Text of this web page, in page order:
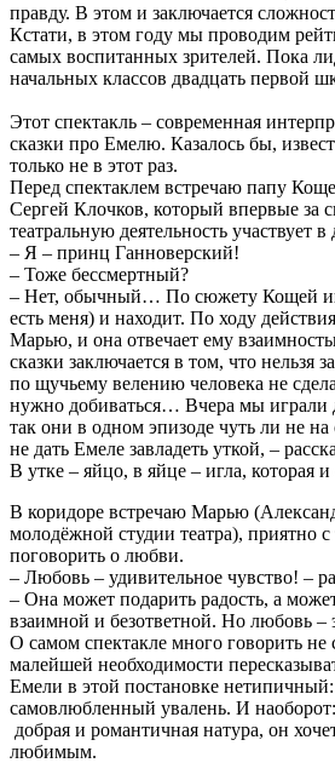
правду. В этом и заключается
Кстати, в этом году мы проводим
самых воспитанных зрителей. Пока
начальных классов двадцать первой
Этот спектакль – современная
сказки про Емелю. Казалось бы,
только не в этот раз.
Перед спектаклем встречаю папу
Сергей Клочков, который впервые за
театральную деятельность участвует в
– Я – принц Ганноверский!
– Тоже бессмертный?
– Нет, обычный… По сюжету Кощей
есть меня) и находит. По ходу
Марью, и она отвечает ему
сказки заключается в том, что нельзя
по щучьему велению человека не
нужно добиваться… Вчера мы играли
так они в одном эпизоде чуть ли не
не дать Емеле завладеть уткой, –
В утке – яйцо, в яйце – игла, которая
В коридоре встречаю Марью
молодёжной студии театра), приятно с
поговорить о любви.
– Любовь – удивительное чувство! –
– Она может подарить радость, а
взаимной и безответной. Но любовь –
О самом спектакле много говорить не
малейшей необходимости
Емели в этой постановке
самовлюбленный увалень. И
добрая и романтичная натура, он
любимым.